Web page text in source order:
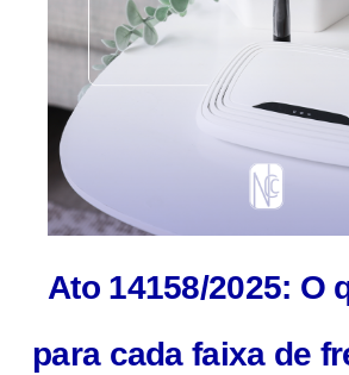
Ato 14158/2025: O
para cada faixa de